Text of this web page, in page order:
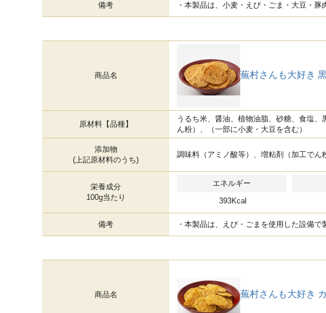
備考 ・本製品は、小麦・えび・ごま・大豆・豚
商品名 蕪村さんも大好き
原材料【品種】
うるち米、醤油、植物油脂、砂糖、食塩
ん粉）、（一部に小麦・大豆を含む）
添加物
(上記原材料のうち)
調味料（アミノ酸等）、増粘剤（加工でん
栄養成分
100g当たり
エネルギー
393Kcal
備考 ・本製品は、えび・ごまを使用した設備で
商品名 蕪村さんも大好き